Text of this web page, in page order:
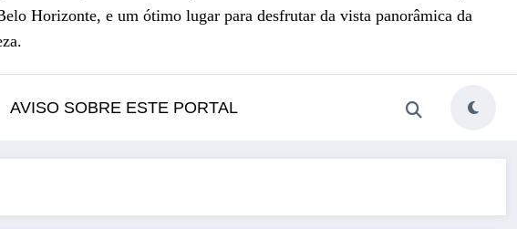
Horizonte, e um ótimo lugar para desfrutar da vista panorâmica da
AVISO SOBRE ESTE PORTAL